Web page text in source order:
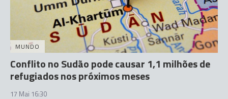
MUNDO
Conflito no Sudão pode causar 1,1 milhões de
refugiados nos próximos meses
17 Mai 16:30